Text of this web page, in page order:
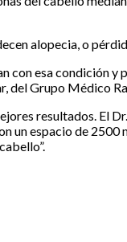
alopecia, o
con esa condición
del Grupo Médico
resultados. El
espacio de 2500